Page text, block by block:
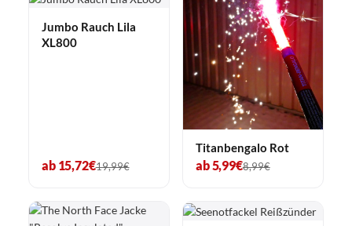
Jumbo Rauch Lila
XL800
ab 15,72€19,99€
Titanbengalo Rot
ab 5,99€8,99€